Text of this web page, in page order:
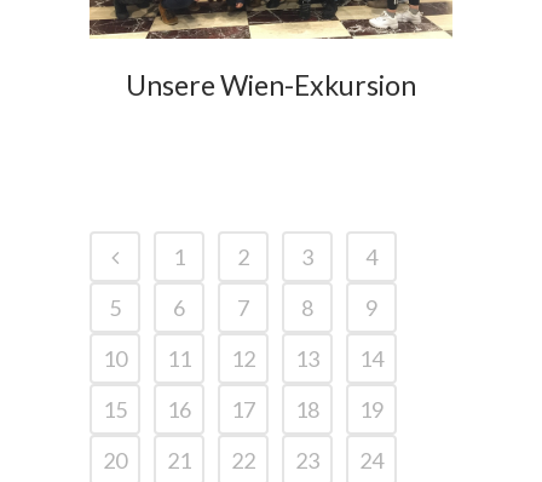
Unsere Wien-Exkursion
1 2 3
4
5
6 7 8
9
10
11 12 13
14
15
16 17 18
19
20
21 22 23
24